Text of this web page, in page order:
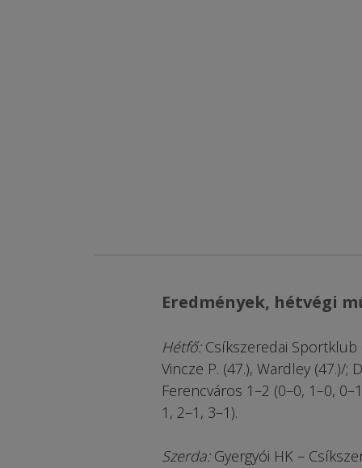
Eredmények, hétvégi
Hétfő: Csíkszeredai Sportklub
Vincze P. (47.), Wardley (47.)/;
Ferencváros 1–2 (0–0, 1–0,
1, 2–1, 3–1).
Szerda:Gyergyói HK –